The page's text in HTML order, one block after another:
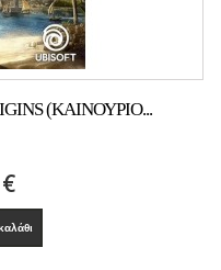
(ΚΑΙΝΟΎΡΙΟ...